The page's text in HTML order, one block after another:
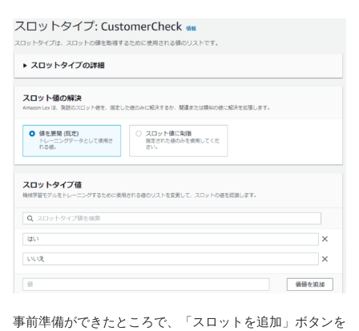
事前準備ができたところで、「スロットを追加」ボタンを